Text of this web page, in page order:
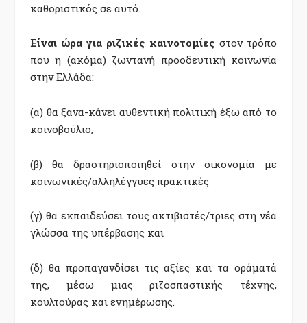
καθοριστικός σε αυτό.
Είναι ώρα για ριζικές καινοτομίες στον τρόπο
που η (ακόμα) ζωντανή προοδευτική κοινωνία
στην Ελλάδα:
(α) θα ξανα-κάνει αυθεντική πολιτική έξω από το
κοινοβούλιο,
(β) θα δραστηριοποιηθεί στην οικονομία με
κοινωνικές/αλληλέγγυες πρακτικές
(γ) θα εκπαιδεύσει τους ακτιβιστές/τριες στη νέα
γλώσσα της υπέρβασης και
(δ) θα προπαγανδίσει τις αξίες και τα οράματά
της, μέσω μιας ριζοσπαστικής τέχνης,
κουλτούρας και ενημέρωσης.